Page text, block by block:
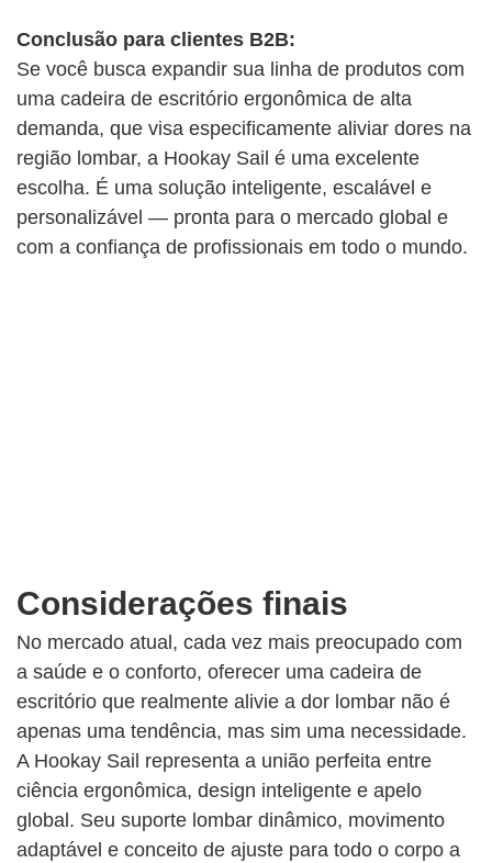
Conclusão para clientes B2B:
Se você busca expandir sua linha de produtos com
uma cadeira de escritório ergonômica de alta
demanda, que visa especificamente aliviar dores na
região lombar, a Hookay Sail é uma excelente
escolha. É uma solução inteligente, escalável e
personalizável — pronta para o mercado global e
com a confiança de profissionais em todo o mundo.
Considerações finais
No mercado atual, cada vez mais preocupado com
a saúde e o conforto, oferecer uma cadeira de
escritório que realmente alivie a dor lombar não é
apenas uma tendência, mas sim uma necessidade.
A Hookay Sail representa a união perfeita entre
ciência ergonômica, design inteligente e apelo
global. Seu suporte lombar dinâmico, movimento
adaptável e conceito de ajuste para todo o corpo a